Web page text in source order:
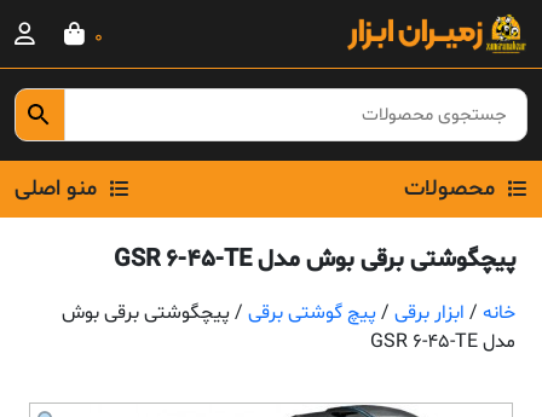
Skip
content
0
محصولات منو اصلی
پیچگوشتی برقی بوش مدل GSR 6-45-TE
خانه / ابزار برقی /پیچ گوشتی برقی / پیچگوشتی برقی بوش
مدل GSR 6-45-TE